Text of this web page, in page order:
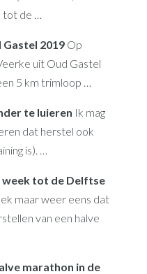
tot de …
2019Op
uit Oud Gastel
5 km trimloop …
te luieren Ik mag
dat herstel ook
is). …
week tot de Delftse
maar weer eens dat
van een halve
marathon in de